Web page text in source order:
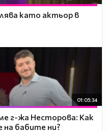
като актьор в
01:05:34
г-жа Несторова: Как
на бабите ни?